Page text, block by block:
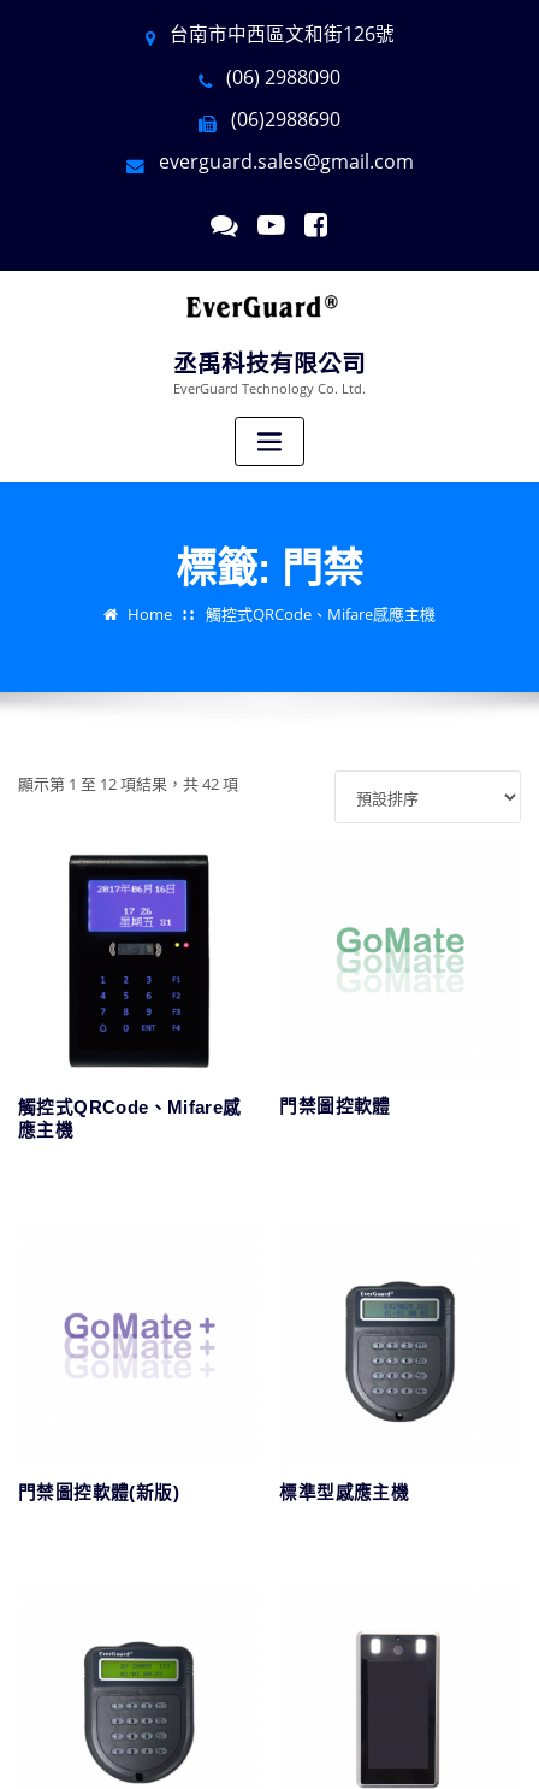
台南市中西區文和街126號
(06) 2988090
(06)2988690
everguard.sales@gmail.com
丞禹科技有限公司
EverGuard Technology Co. Ltd.
標籤: 門禁
Home 觸控式QRCode、Mifare感應主機
顯示第 1 至 12 項結果，共 42 項
觸控式QRCode、Mifare感
應主機
門禁圖控軟體
門禁圖控軟體(新版) 標準型感應主機